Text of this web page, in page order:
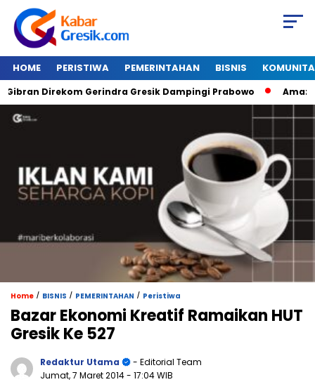
HOME PERISTIWA PEMERINTAHAN BISNIS
Direkom Gerindra Gresik Dampingi Prabowo Amazon
Home / BISNIS / PEMERINTAHAN / Peristiwa
Bazar Ekonomi Kreatif Ramaikan HUT
Gresik Ke 527
Redaktur Utama
- Editorial Team
Jumat, 7 Maret 2014- 17:04 WIB